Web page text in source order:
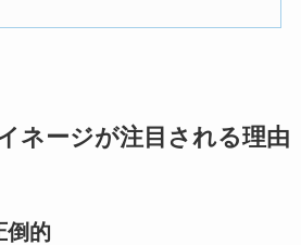
ネージが注目される理由
倒的